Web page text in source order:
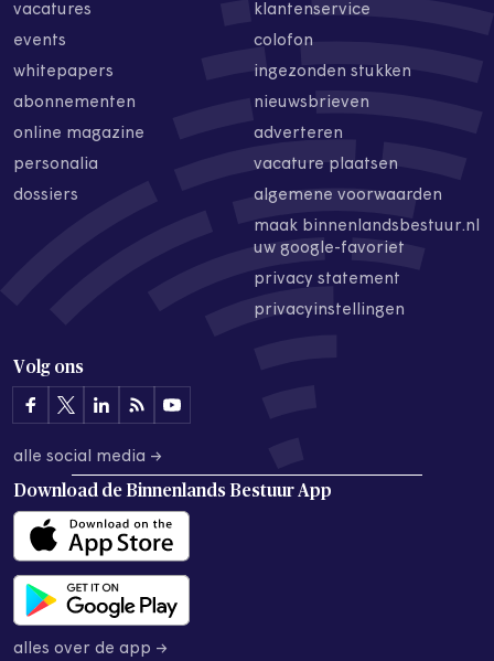
vacatures
events
whitepapers
abonnementen
online magazine
personalia
dossiers
klantenservice
colofon
ingezonden stukken
nieuwsbrieven
adverteren
vacature plaatsen
algemene voorwaarden
maak binnenlandsbestuur.nl
uw google-favoriet
privacy statement
privacyinstellingen
Volg ons
alle social media →
Download de Binnenlands Bestuur App
alles over de app →